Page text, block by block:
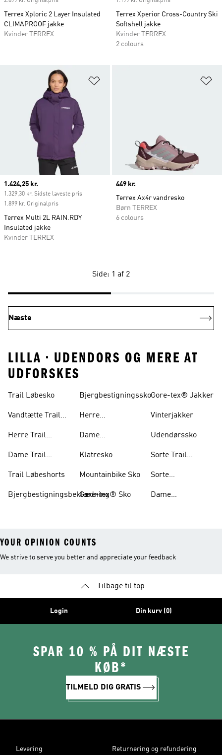
Terrex Xploric 2 Layer Insulated
CLIMAPROOF jakke
Kvinder TERREX
Terrex Xperior Cross-Country Ski
Softshell jakke
Kvinder TERREX
2 colours
Current price
1.424,25 kr.
1.329,30 kr. Sidste laveste pris
1.899 kr. Originalpris
Terrex Multi 2L RAIN.RDY
Insulated jakke
Kvinder TERREX
Price
449 kr.
Terrex Ax4r vandresko
Børn TERREX
6 colours
Side: 1 af 2
Næste
LILLA • UDENDORS OG MERE AT
UDFORSKES
Trail Løbesko
Vandtætte Trail
Herre Trail
Dame Trail
Trail Løbeshorts
Bjergbestigningsbeklædning
Bjergbestigningssko
Herre
Dame
Klatresko
Mountainbike Sko
Gore-tex® Sko
Gore-tex® Jakker
Vinterjakker
Udendørssko
Sorte Trail
Sorte
Dame
YOUR OPINION COUNTS
We strive to serve you better and appreciate your feedback
Tilbage til top
Login Din kurv (0)
SPAR 10 % PÅ DIT NÆSTE
KØB*
TILMELD DIG GRATIS
Levering Returnering og refundering